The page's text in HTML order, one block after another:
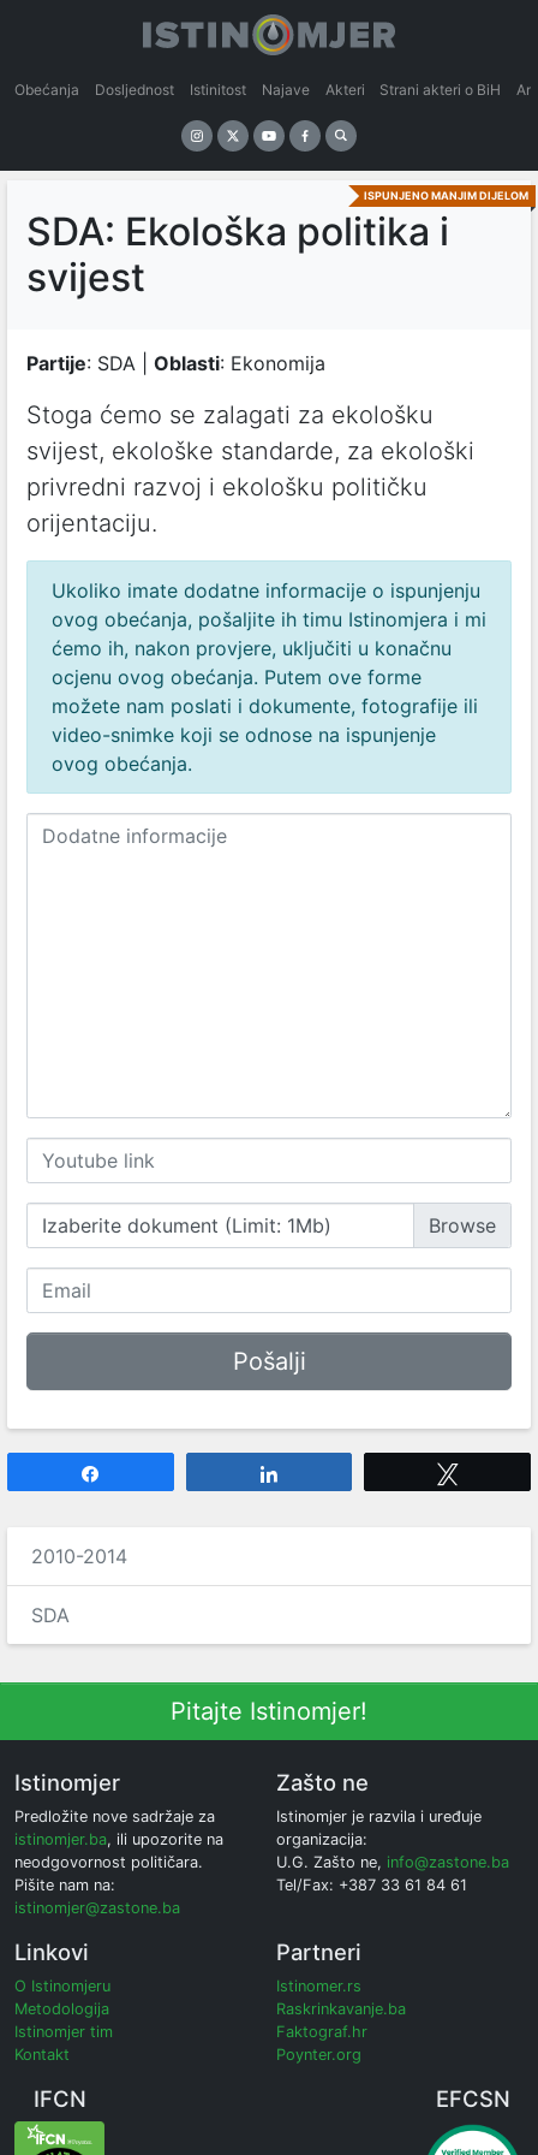
Obećanja Dosljednost Istinitost Najave Akteri Strani akteri o BiH
ISPUNJENO MANJIM DIJELOM
SDA: Ekološka politika i
svijest
Partije: SDA | Oblasti: Ekonomija
Stoga ćemo se zalagati za ekološku
svijest, ekološke standarde, za ekološki
privredni razvoj i ekološku političku
orijentaciju.
Ukoliko imate dodatne informacije o ispunjenju
ovog obećanja, pošaljite ih timu Istinomjera i mi
ćemo ih, nakon provjere, uključiti u konačnu
ocjenu ovog obećanja. Putem ove forme
možete nam poslati i dokumente, fotografije ili
video-snimke koji se odnose na ispunjenje
ovog obećanja.
Izaberite dokument (Limit: 1Mb)
2010-2014
SDA
Pitajte Istinomjer!
Istinomjer
Predložite nove sadržaje za
istinomjer.ba, ili upozorite na
neodgovornost političara.
Pišite nam na:
istinomjer@zastone.ba
Zašto ne
Istinomjer je razvila i uređuje
organizacija:
U.G. Zašto ne, info@zastone.ba
Tel/Fax: +387 33 61 84 61
Linkovi
O Istinomjeru
Metodologija
Istinomjer tim
Kontakt
Partneri
Istinomer.rs
Raskrinkavanje.ba
Faktograf.hr
Poynter.org
IFCN EFCSN